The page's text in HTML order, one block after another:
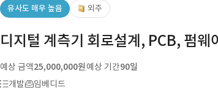
유사도 매우 높음 외주
디지털 계측기 회로설계, PCB, 펌웨
예상 금액25,000,000원예상 기간90일
개발
임베디드